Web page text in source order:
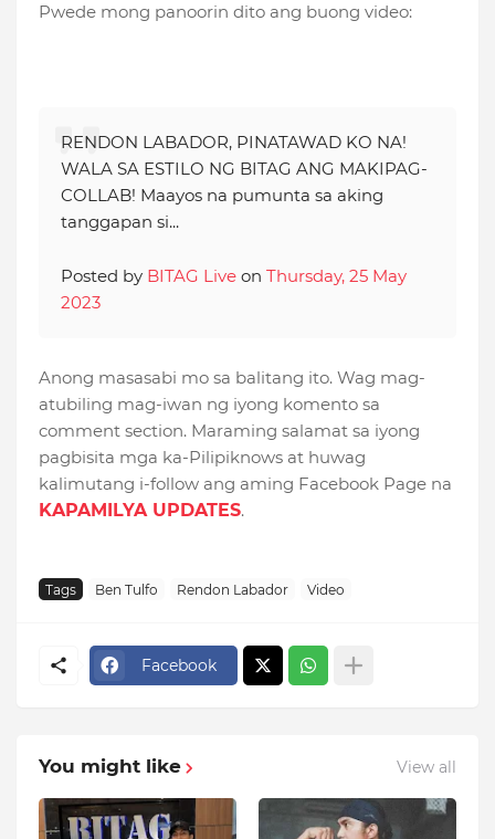
Pwede mong panoorin dito ang buong video:
RENDON LABADOR, PINATAWAD KO NA!
WALA SA ESTILO NG BITAG ANG MAKIPAG-
COLLAB! Maayos na pumunta sa aking
tanggapan si...
Posted by BITAG Live on Thursday, 25 May
2023
Anong masasabi mo sa balitang ito. Wag mag-
atubiling mag-iwan ng iyong komento sa
comment section. Maraming salamat sa iyong
pagbisita mga ka-Pilipiknows at huwag
kalimutang i-follow ang aming Facebook Page na
KAPAMILYA UPDATES.
Tags Ben Tulfo Rendon Labador Video
Facebook
You might like View all